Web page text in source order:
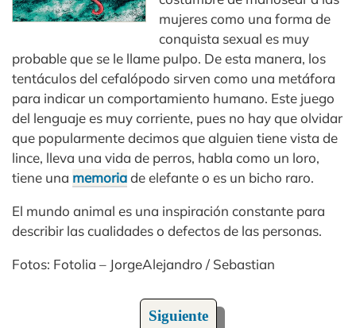
mujeres como una forma de
conquista sexual es muy
probable que se le llame pulpo. De esta manera, los
tentáculos del cefalópodo sirven como una metáfora
para indicar un comportamiento humano. Este juego
del lenguaje es muy corriente, pues no hay que olvidar
que popularmente decimos que alguien tiene vista de
lince, lleva una vida de perros, habla como un loro,
tiene una memoriade elefante o es un bicho raro.
El mundo animal es una inspiración constante para
describir las cualidades o defectos de las personas.
Fotos: Fotolia – JorgeAlejandro / Sebastian
Siguiente